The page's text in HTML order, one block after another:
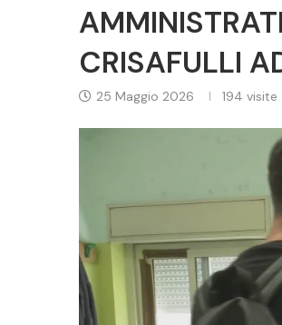
CRISAFULLI
25 Maggio 2026 194 visite